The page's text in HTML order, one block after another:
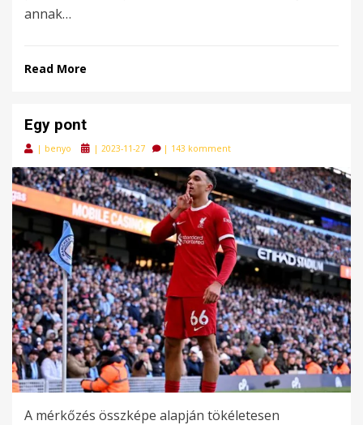
annak…
Read More
Egy pont
| benyo
Posted
| 2023-11-27 | 143 komment
A mérkőzés összképe alapján tökéletesen